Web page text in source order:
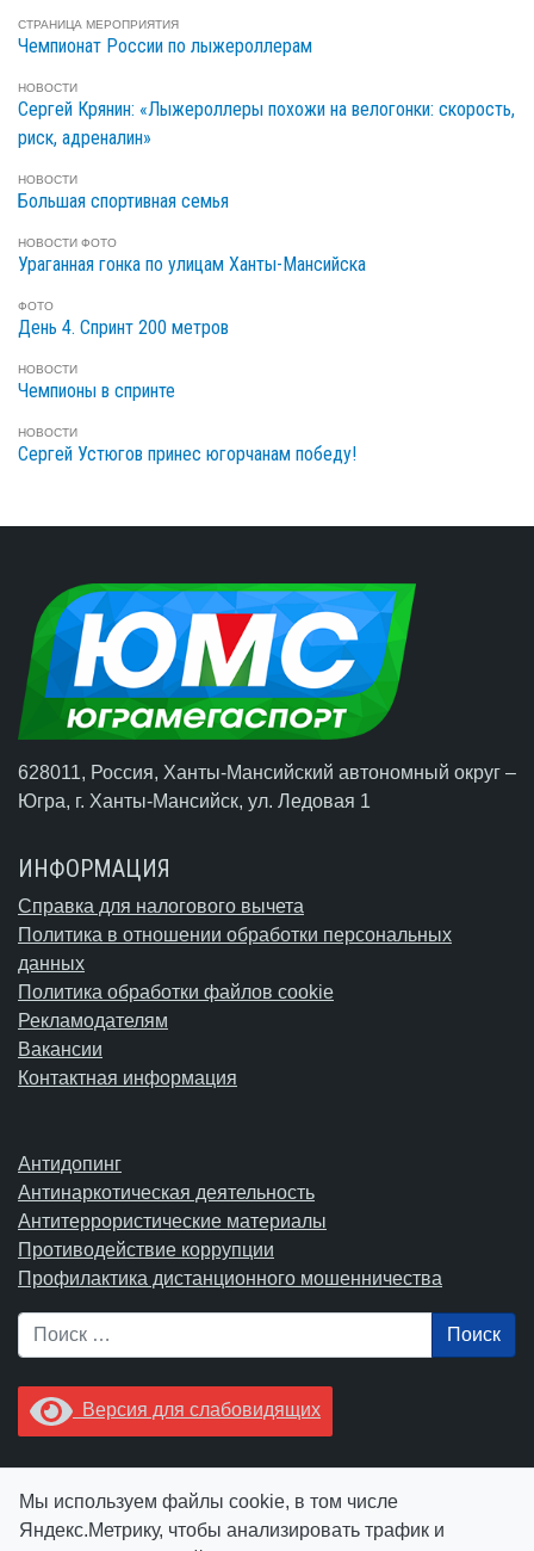
СТРАНИЦА МЕРОПРИЯТИЯ
Чемпионат России по лыжероллерам
НОВОСТИ
Сергей Крянин: «Лыжероллеры похожи на велогонки: скорость,
риск, адреналин»
НОВОСТИ
Большая спортивная семья
НОВОСТИ ФОТО
Ураганная гонка по улицам Ханты-Мансийска
ФОТО
День 4. Спринт 200 метров
НОВОСТИ
Чемпионы в спринте
НОВОСТИ
Сергей Устюгов принес югорчанам победу!
628011, Россия, Ханты-Мансийский автономный округ –
Югра, г. Ханты-Мансийск, ул. Ледовая 1
ИНФОРМАЦИЯ
Справка для налогового вычета
Политика в отношении обработки персональных
данных
Политика обработки файлов cookie
Рекламодателям
Вакансии
Контактная информация
Антидопинг
Антинаркотическая деятельность
Антитеррористические материалы
Противодействие коррупции
Профилактика дистанционного мошенничества
Поиск
Версия для слабовидящих
Ctrl+Enter.
Мы используем файлы cookie, в том числе
Яндекс.Метрику, чтобы анализировать трафик и